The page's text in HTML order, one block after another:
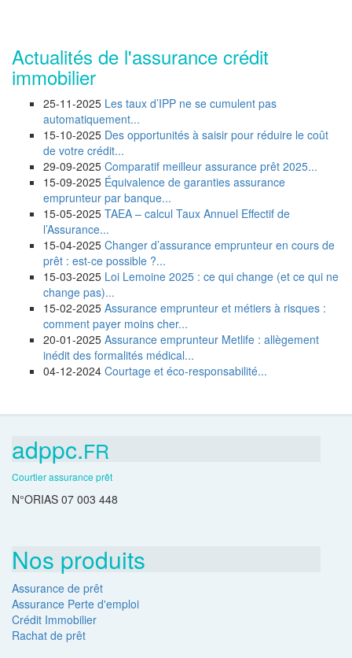
Actualités de l'assurance crédit
immobilier
25-11-2025 Les taux d’IPP ne se cumulent pas
automatiquement...
15-10-2025 Des opportunités à saisir pour réduire le coût
de votre crédit...
29-09-2025 Comparatif meilleur assurance prêt 2025...
15-09-2025 Équivalence de garanties assurance
emprunteur par banque...
15-05-2025 TAEA – calcul Taux Annuel Effectif de
l’Assurance...
15-04-2025 Changer d’assurance emprunteur en cours de
prêt : est-ce possible ?...
15-03-2025 Loi Lemoine 2025 : ce qui change (et ce qui ne
change pas)...
15-02-2025 Assurance emprunteur et métiers à risques :
comment payer moins cher...
20-01-2025 Assurance emprunteur Metlife : allègement
inédit des formalités médical...
04-12-2024 Courtage et éco-responsabilité...
adppc.FR
Courtier assurance prêt
N°ORIAS 07 003 448
Nos produits
Assurance de prêt
Assurance Perte d'emploi
Crédit Immobilier
Rachat de prêt